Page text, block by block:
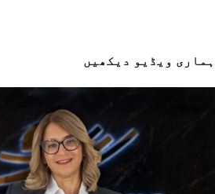
ہماری ویڈیو دیکھیں